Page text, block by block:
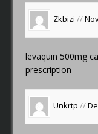
Zkbizi //
levaquin 500mg
prescription
Unkrtp //